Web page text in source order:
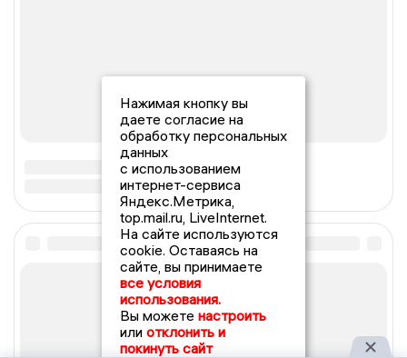
Нажимая кнопку вы
даете согласие на
обработку персональных
данных
с использованием
интернет-сервиса
Яндекс.Метрика,
top.mail.ru, LiveInternet.
На сайте используются
cookie. Оставаясь на
сайте, вы принимаете
все условия
использования.
Вы можете настроить
или отклонить и
покинуть сайт